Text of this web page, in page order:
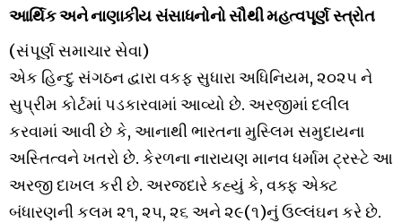
આર્થિક અને નાણાકીય સંસાધનોનો સૌથી મહત્વપૂર્ણ સ્ત્રોત
(સંપૂર્ણ સમાચાર સેવા)
એક હિન્દુ સંગઠન દ્વારા વકફ સુધારા અધિનિયમ, ૨૦૨૫ ને
સુપ્રીમ કોર્ટમાં પડકારવામાં આવ્યો છે. અરજીમાં દલીલ
કરવામાં આવી છે કે, આનાથી ભારતના મુસ્લિમ સમુદાયના
અસ્તિત્વને ખતરો છે. કેરળના નારાયણ માનવ ધર્મામ ટ્રસ્ટે આ
અરજી દાખલ કરી છે. અરજદારે કહ્યું કે, વક્ફ એક્ટ
બંધારણની કલમ ૨૧, ૨૫, ૨૬ અને ૨૯(૧)નું ઉલ્લંઘન કરે છે.